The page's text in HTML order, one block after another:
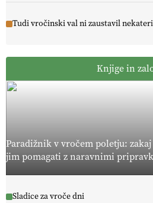
Tudi vročinski val ni zaustavil
Knjige in
Paradižnik v vročem poletju:
jim pomagati z naravnimi
Sladice za vroče dni